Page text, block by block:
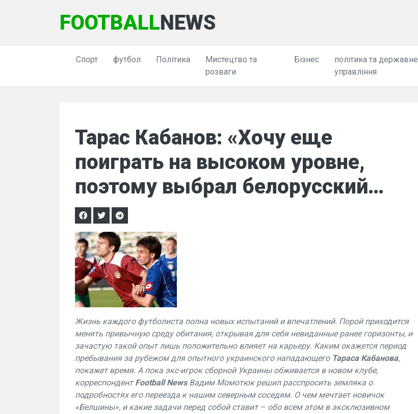
FOOTBALLNEWS
Спорт футбол Політика
Мистецтво та
розваги
Бізнес
політика та державне
управління
Тарас Кабанов: «Хочу еще
поиграть на высоком уровне,
поэтому выбрал белорусский…
Жизнь каждого футболиста полна новых испытаний и впечатлений. Порой приходится
менять привычную среду обитания, открывая для себя невиданные ранее горизонты, и
зачастую такой опыт лишь положительно влияет на карьеру. Каким окажется период
пребывания за рубежом для опытного украинского нападающего Тараса Кабанова,
покажет время. А пока экс-игрок сборной Украины обживается в новом клубе,
корреспондентFootball NewsВадим Момотюк решил расспросить земляка о
подробностях его переезда к нашим северным соседям. О чем мечтает новичок
«Белшины», и какие задачи перед собой ставит – обо всем этом в эксклюзивном